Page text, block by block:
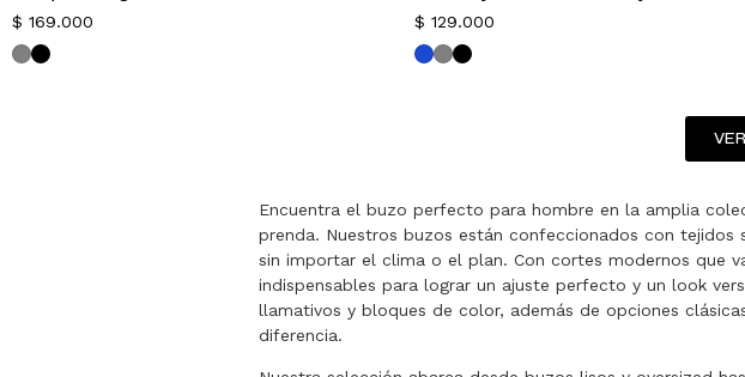
$ 169.000
$ 129.000
Encuentra el buzo perfecto para hombre en la amplia
prenda. Nuestros buzos están confeccionados con
sin importar el clima o el plan. Con cortes modernos que
indispensables para lograr un ajuste perfecto y un look
llamativos y bloques de color, además de opciones
diferencia.